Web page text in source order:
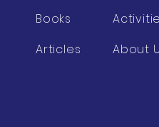
Books
Articles
About